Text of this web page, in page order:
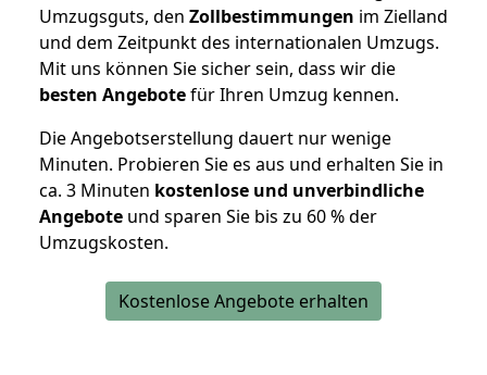
Umzugsguts, den Zollbestimmungen im Zielland
und dem Zeitpunkt des internationalen Umzugs.
Mit uns können Sie sicher sein, dass wir die
besten Angebotefür Ihren Umzug kennen.
Die Angebotserstellung dauert nur wenige
Minuten. Probieren Sie es aus und erhalten Sie in
ca. 3 Minuten kostenlose und unverbindliche
Angebote und sparen Sie bis zu 60 % der
Umzugskosten.
Kostenlose Angebote erhalten